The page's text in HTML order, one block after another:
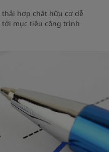
hợp chất hữu cơ dễ
mục tiêu công trình